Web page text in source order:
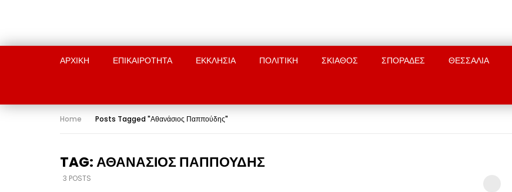
ΑΡΧΙΚΉ ΕΠΙΚΑΙΡΟΤΗΤΑ ΕΚΚΛΗΣΙΑ ΠΟΛΙΤΙΚΗ ΣΚΙΑΘΟΣ ΣΠΟΡΑΔΕΣ ΘΕΣΣΑΛΙΑ
Home Posts Tagged "Αθανάσιος Παππούδης"
TAG: ΑΘΑΝΆΣΙΟΣ ΠΑΠΠΟΎΔΗΣ
3 POSTS